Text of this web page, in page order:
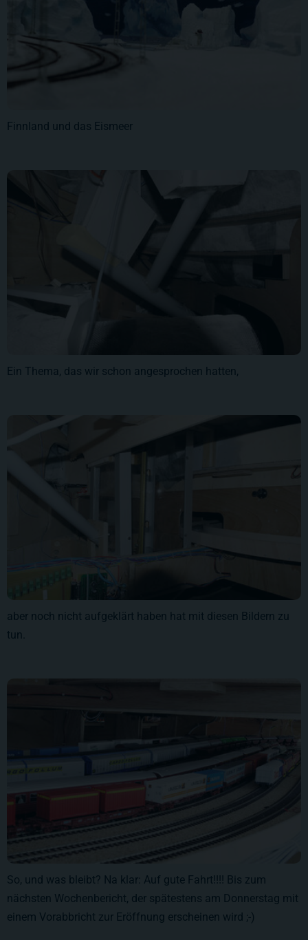
Finnland und das Eismeer
Ein Thema, das wir schon angesprochen hatten,
aber noch nicht aufgeklärt haben hat mit diesen Bildern zu
tun.
So, und was bleibt? Na klar: Auf gute Fahrt!!!! Bis zum
nächsten Wochenbericht, der spätestens am Donnerstag mit
einem Vorabbricht zur Eröffnung erscheinen wird ;-)